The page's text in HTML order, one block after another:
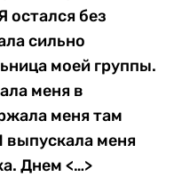
остался без
сильно
моей группы.
меня в
меня там
выпускала меня
Днем <…>